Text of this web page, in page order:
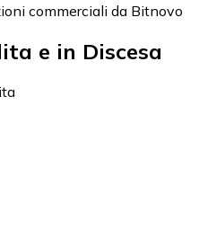
commerciali da Bitnovo
e in Discesa